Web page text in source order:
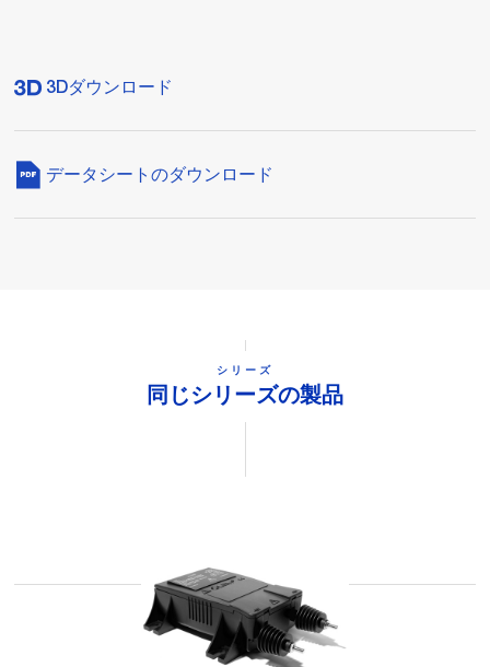
3Dダウンロード
データシートのダウンロード
シリーズ
同じシリーズの製品